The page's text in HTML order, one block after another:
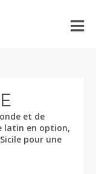

et de
latin en option,
pour une